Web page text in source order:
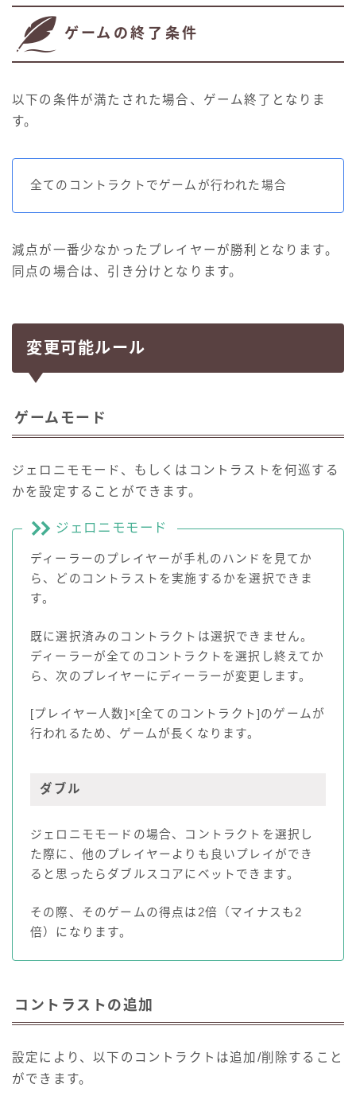
ゲームの終了条件
以下の条件が満たされた場合、ゲーム終了となりま
す。
全てのコントラクトでゲームが行われた場合
減点が一番少なかったプレイヤーが勝利となります。
同点の場合は、引き分けとなります。
変更可能ルール
ゲームモード
ジェロニモモード、もしくはコントラストを何巡する
かを設定することができます。
ジェロニモモード
ディーラーのプレイヤーが手札のハンドを見てか
ら、どのコントラストを実施するかを選択できま
す。
既に選択済みのコントラクトは選択できません。
ディーラーが全てのコントラクトを選択し終えてか
ら、次のプレイヤーにディーラーが変更します。
[プレイヤー人数]×[全てのコントラクト]のゲームが
行われるため、ゲームが長くなります。
ダブル
ジェロニモモードの場合、コントラクトを選択し
た際に、他のプレイヤーよりも良いプレイができ
ると思ったらダブルスコアにベットできます。
その際、そのゲームの得点は2倍（マイナスも2
倍）になります。
コントラストの追加
設定により、以下のコントラクトは追加/削除すること
ができます。